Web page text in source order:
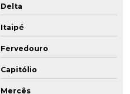
Delta
Itaipé
Fervedouro
Capitólio
Mercês